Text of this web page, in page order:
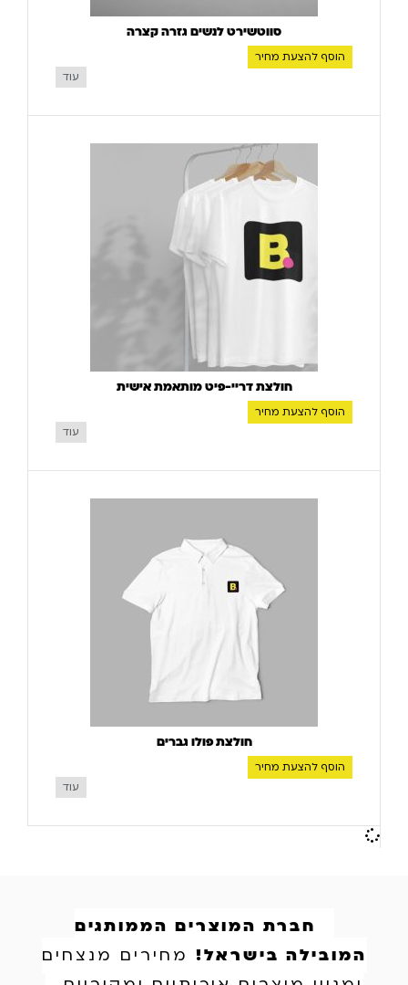
סווטשירט לנשים גזרה קצרה
הוסף להצעת מחיר
עוד
חולצת דריי-פיט מותאמת אישית
הוסף להצעת מחיר
עוד
חולצת פולו גברים
הוסף להצעת מחיר
עוד
חברת המוצרים הממותגים
המובילה בישראל! מחירים מנצחים